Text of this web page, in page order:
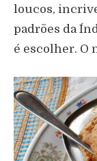
loucos,
padrões da
é escolher. O